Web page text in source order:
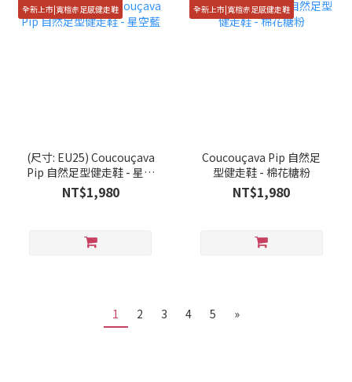
全新上市|寬楦赤足感健走鞋
(尺寸: EU25) Coucouçava
Pip 自然足型健走鞋 - 星空
藍
NT$1,980
全新上市|寬楦赤足感健走鞋
Coucouçava Pip 自然足
型健走鞋 - 棉花糖粉
NT$1,980
1 2 3 4 5 »